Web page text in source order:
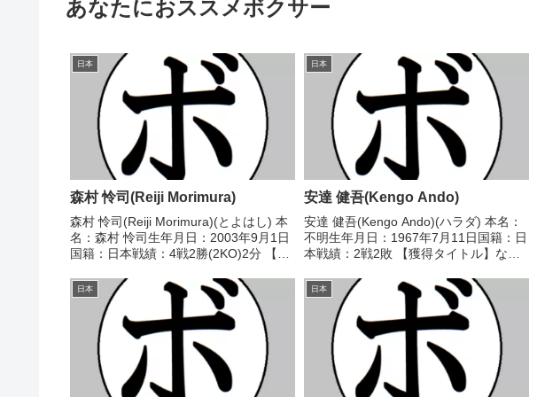
あなたにおススメボクサー
日本
森村 怜司(Reiji Morimura)
森村 怜司(Reiji Morimura)(とよはし) 本
名：森村 怜司生年月日：2003年9月1日
国籍：日本戦績：4戦2勝(2KO)2分 【獲
日本スーパーフライ級新人王準々決勝
2023/04/02...
日本
安達 健吾(Kengo Ando)
安達 健吾(Kengo Ando)(ハラダ) 本名：
不明生年月日：1967年7月11日国籍：日
本戦績：2戦2敗 【獲得タイトル】な
不明) 高谷 直幸(進光)1990/04/29
●2RTK...
日本 日本